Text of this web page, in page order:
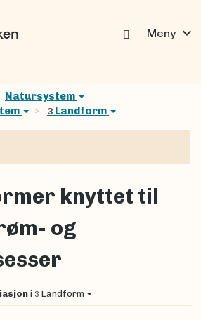
Meny expand_more
Natursystem
3 Landform
knyttet til
og
i 3 Landform